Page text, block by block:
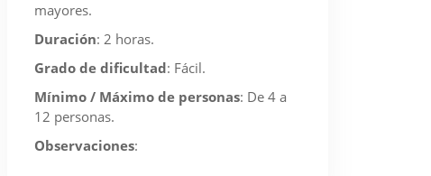
mayores.
Duración: 2 horas.
Grado de dificultad: Fácil.
Mínimo / Máximo de personas: De 4 a
12 personas.
Observaciones: